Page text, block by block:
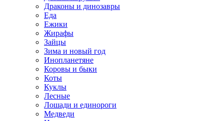
Драконы и динозавры
Еда
Ежики
Жирафы
Зайцы
Зима и новый год
Инопланетяне
Коровы и быки
Коты
Куклы
Лесные
Лошади и единороги
Медведи